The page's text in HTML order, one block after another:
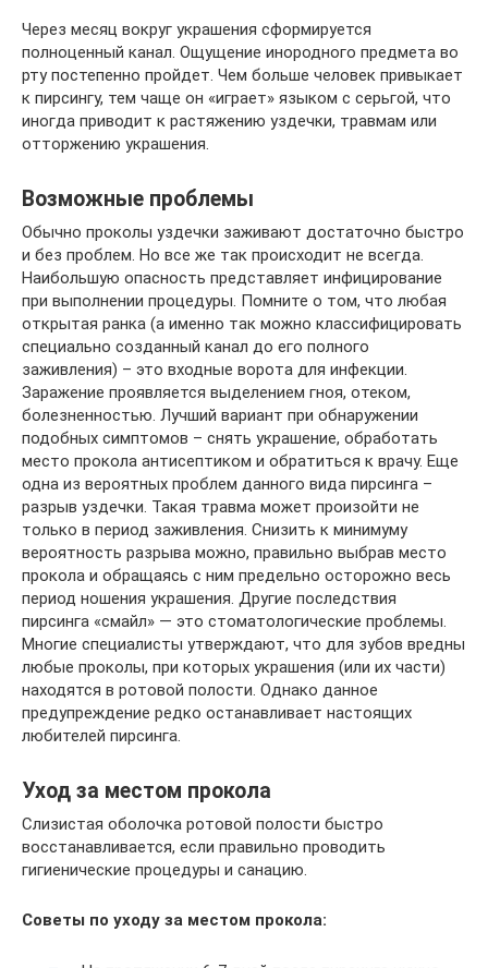
Через месяц вокруг украшения сформируется
полноценный канал. Ощущение инородного предмета во
рту постепенно пройдет. Чем больше человек привыкает
к пирсингу, тем чаще он «играет» языком с серьгой, что
иногда приводит к растяжению уздечки, травмам или
отторжению украшения.
Возможные проблемы
Обычно проколы уздечки заживают достаточно быстро
и без проблем. Но все же так происходит не всегда.
Наибольшую опасность представляет инфицирование
при выполнении процедуры. Помните о том, что любая
открытая ранка (а именно так можно классифицировать
специально созданный канал до его полного
заживления) – это входные ворота для инфекции.
Заражение проявляется выделением гноя, отеком,
болезненностью. Лучший вариант при обнаружении
подобных симптомов – снять украшение, обработать
место прокола антисептиком и обратиться к врачу. Еще
одна из вероятных проблем данного вида пирсинга –
разрыв уздечки. Такая травма может произойти не
только в период заживления. Снизить к минимуму
вероятность разрыва можно, правильно выбрав место
прокола и обращаясь с ним предельно осторожно весь
период ношения украшения. Другие последствия
пирсинга «смайл» — это стоматологические проблемы.
Многие специалисты утверждают, что для зубов вредны
любые проколы, при которых украшения (или их части)
находятся в ротовой полости. Однако данное
предупреждение редко останавливает настоящих
любителей пирсинга.
Уход за местом прокола
Слизистая оболочка ротовой полости быстро
восстанавливается, если правильно проводить
гигиенические процедуры и санацию.
Советы по уходу за местом прокола: